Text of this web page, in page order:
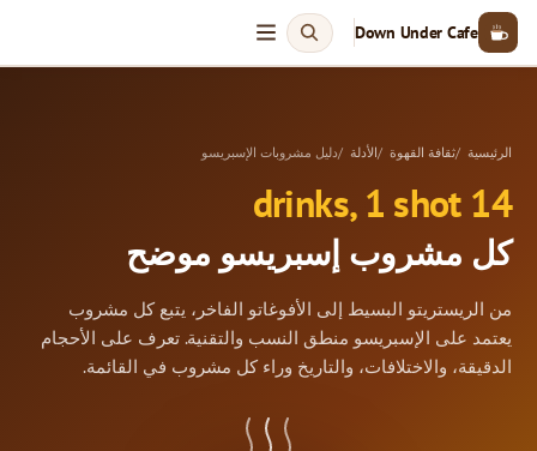
Down Under Cafe
الرئيسية ثقافة القهوة الأدلة دليل مشروبات الإسبريسو
14 drinks, 1 shot
كل مشروب إسبريسو موضح
من الريستريتو البسيط إلى الأفوغاتو الفاخر، يتبع كل مشروب
يعتمد على الإسبريسو منطق النسب والتقنية. تعرف على الأحجام
الدقيقة، والاختلافات، والتاريخ وراء كل مشروب في القائمة.